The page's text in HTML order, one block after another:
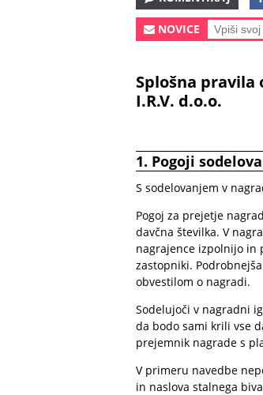
NOVICE
Splošna
I.R.V. d.o.o.
1. Pogoji
S sodelovanjem v
Pogoj za prejetje
davčna številka. V
nagrajence izpolnijo in
zastopniki.
obvestilom o nagradi.
Sodelujoči v nagradni
da bodo sami krili vse
prejemnik nagrade s
V primeru navedbe
in naslova stalnega